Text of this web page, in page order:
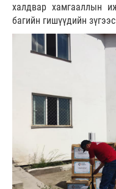
халдвар хамгааллын
багийн гишүүдийн